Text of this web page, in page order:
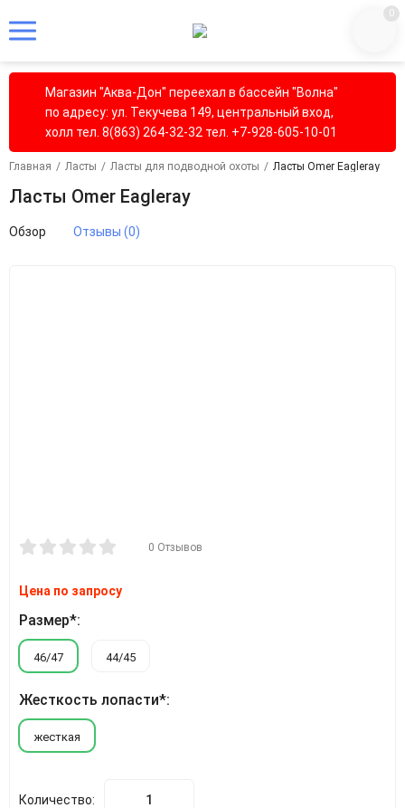
0
Магазин "Аква-Дон" переехал в бассейн "Волна"
по адресу: ул. Текучева 149, центральный вход,
холл тел. 8(863) 264-32-32 тел. +7-928-605-10-01
Главная / Ласты / Ласты для подводной охоты / Ласты Omer Eagleray
Ласты Omer Eagleray
Обзор Отзывы (0)
0 Отзывов
Цена по запросу
Размер*:
46/47 44/45
Жесткость лопасти*:
жесткая
Количество: